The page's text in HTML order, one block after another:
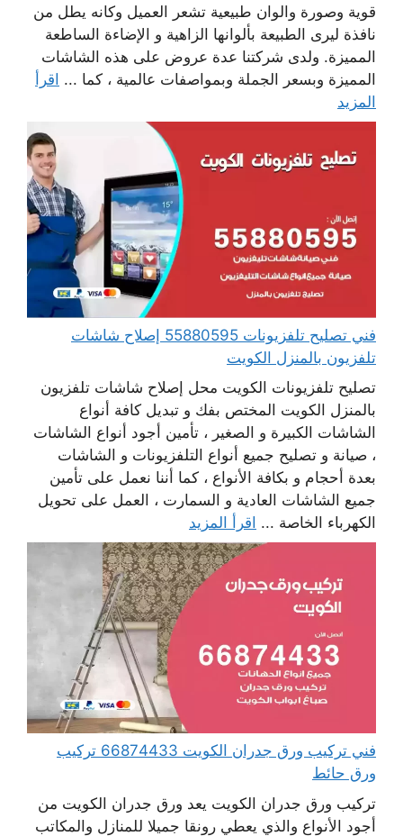
قوية وصورة والوان طبيعية تشعر العميل وكانه يطل من
نافذة ليرى الطبيعة بألوانها الزاهية و الإضاءة الساطعة
المميزة. ولدى شركتنا عدة عروض على هذه الشاشات
المميزة وبسعر الجملة وبمواصفات عالمية ، كما ... اقرأ
المزيد
فني تصليح تلفزيونات 55880595 إصلاح شاشات
تلفزيون بالمنزل الكويت
تصليح تلفزيونات الكويت محل إصلاح شاشات تلفزيون
بالمنزل الكويت المختص بفك و تبديل كافة أنواع
الشاشات الكبيرة و الصغير ، تأمين أجود أنواع الشاشات
، صيانة و تصليح جميع أنواع التلفزيونات و الشاشات
بعدة أحجام و بكافة الأنواع ، كما أننا نعمل على تأمين
جميع الشاشات العادية و السمارت ، العمل على تحويل
الكهرباء الخاصة ... اقرأ المزيد
فني تركيب ورق جدران الكويت 66874433 تركيب
ورق حائط
تركيب ورق جدران الكويت يعد ورق جدران الكويت من
أجود الأنواع والذي يعطي رونقا جميلا للمنازل والمكاتب